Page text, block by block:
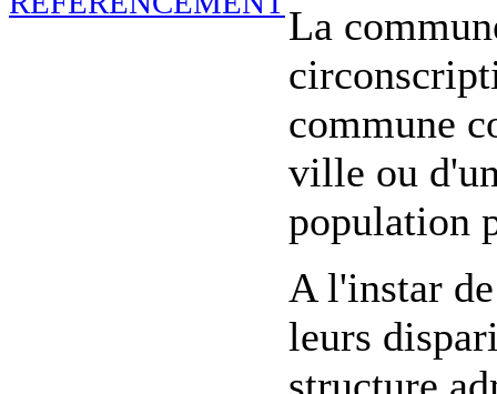
La
commune
ville ou
population
A l'instar
leurs